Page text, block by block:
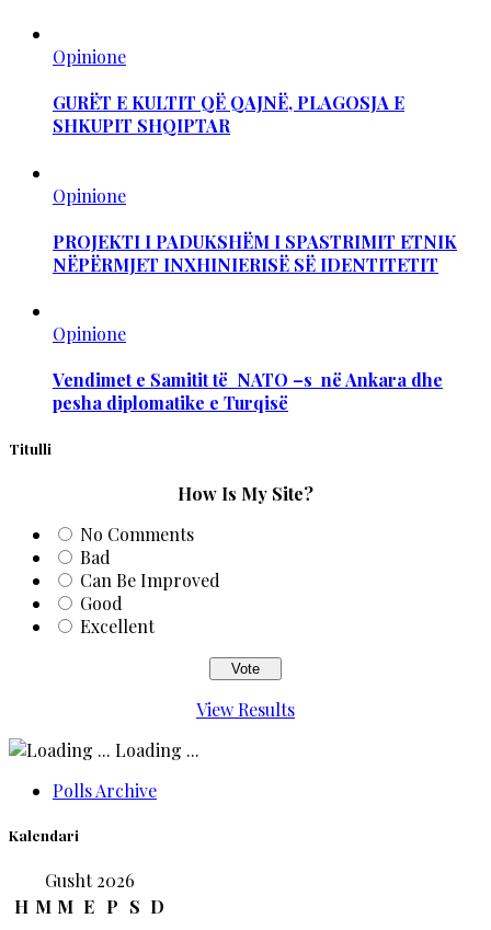
Opinione
GURËT E KULTIT QË QAJNË, PLAGOSJA E
SHKUPIT SHQIPTAR
Opinione
PROJEKTI I PADUKSHËM I SPASTRIMIT ETNIK
NËPËRMJET INXHINIERISË SË IDENTITETIT
Opinione
Vendimet e Samitit të NATO –s në Ankara dhe
pesha diplomatike e Turqisë
Titulli
How Is My Site?
No Comments
Bad
Can Be Improved
Good
Excellent
View Results
Loading ...
Polls Archive
Kalendari
Gusht 2026
H M M E P S D